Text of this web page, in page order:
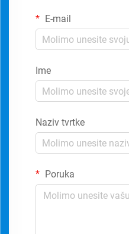
E-mail
Ime
Naziv tvrtke
Poruka